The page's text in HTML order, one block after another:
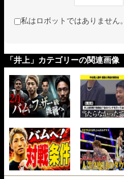
私はロボットではありません。
「井上」カテゴリーの関連画像